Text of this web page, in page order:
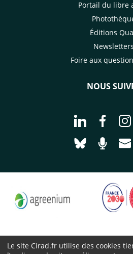
Portail du libre
Éditions
Newsletters
Foire aux
NOUS
Aller à laAller
Aller à laAller
Le site Cirad.fr utilise des cookies